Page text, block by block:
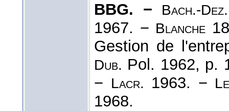
BBG. −
Bach.-Dez.
1967. − Blanche
Gestion de
Dub. Pol. 1962, p.
− Lacr. 1963. −
1968.